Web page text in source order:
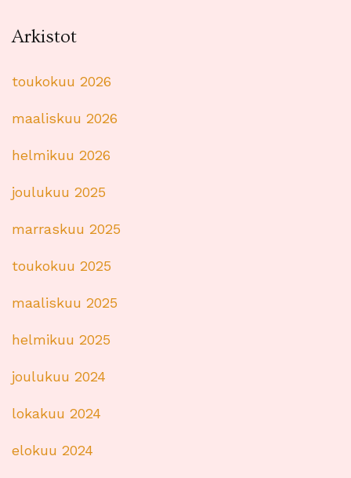
Arkistot
toukokuu 2026
maaliskuu 2026
helmikuu 2026
joulukuu 2025
marraskuu 2025
toukokuu 2025
maaliskuu 2025
helmikuu 2025
joulukuu 2024
lokakuu 2024
elokuu 2024